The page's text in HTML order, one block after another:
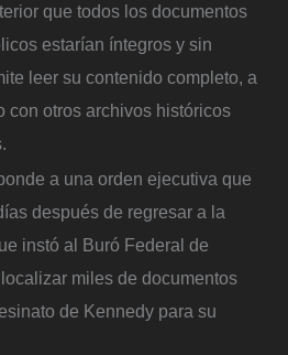
que todos los documentos
estarían íntegros y sin
leer su contenido completo, a
con otros archivos históricos
a una orden ejecutiva que
después de regresar a la
instó al Buró Federal de
miles de documentos
de Kennedy para su